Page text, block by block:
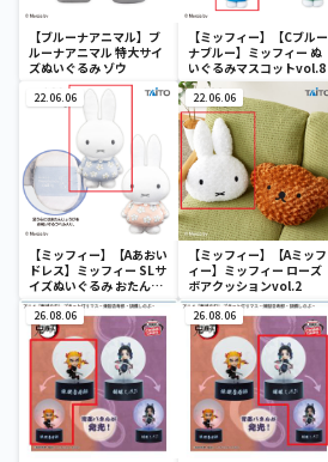
【ブルーナアニマル】ブ
ルーナアニマル 特大サイ
ズぬいぐるみ ゾウ
【ミッフィー】【Cブルー
ナブルー】ミッフィー ぬ
いぐるみマスコットvol.8
22.06.06
【ミッフィー】【Aあおい
ドレス】ミッフィー SLサ
イズぬいぐるみ おたんじ
ょうび 2022
22.06.06
【ミッフィー】【Aミッフ
ィー】ミッフィー ローズ
ボアクッションvol.2
26.08.06 26.08.06